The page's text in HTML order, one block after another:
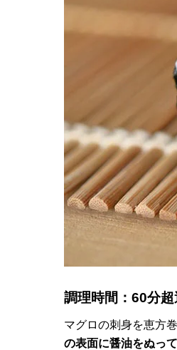
調理時間：60分超
マグロの刺身を恵方
の表面に醤油をぬっ